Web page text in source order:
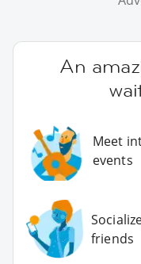
An
Meet
events
friends